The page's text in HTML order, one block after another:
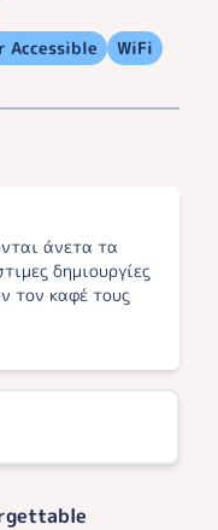
Accessible WiFi
άνετα τα
δημιουργίες
τον καφέ τους